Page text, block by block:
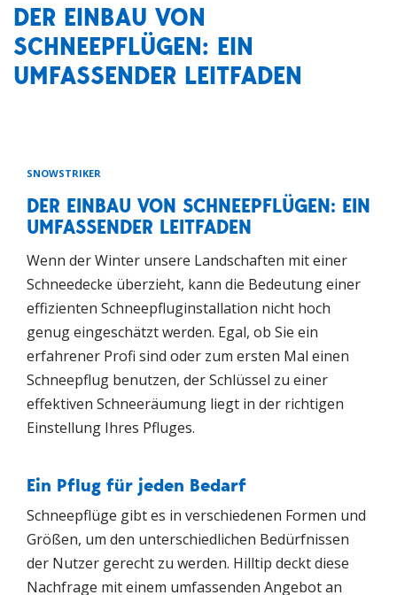
DER EINBAU VON
SCHNEEPFLÜGEN: EIN
UMFASSENDER LEITFADEN
SNOWSTRIKER
DER EINBAU VON SCHNEEPFLÜGEN: EIN
UMFASSENDER LEITFADEN
Wenn der Winter unsere Landschaften mit einer
Schneedecke überzieht, kann die Bedeutung einer
effizienten Schneepfluginstallation nicht hoch
genug eingeschätzt werden. Egal, ob Sie ein
erfahrener Profi sind oder zum ersten Mal einen
Schneepflug benutzen, der Schlüssel zu einer
effektiven Schneeräumung liegt in der richtigen
Einstellung Ihres Pfluges.
Ein Pflug für jeden Bedarf
Schneepflüge gibt es in verschiedenen Formen und
Größen, um den unterschiedlichen Bedürfnissen
der Nutzer gerecht zu werden. Hilltip deckt diese
Nachfrage mit einem umfassenden Angebot an